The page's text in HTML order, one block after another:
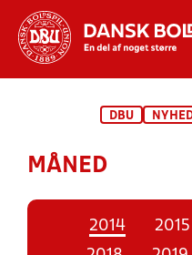
STILLINGER,
DBU
MÅNED
2014 2015